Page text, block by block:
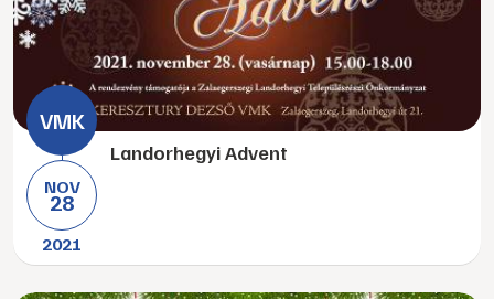
NOV
28
2021
Landorhegyi Advent